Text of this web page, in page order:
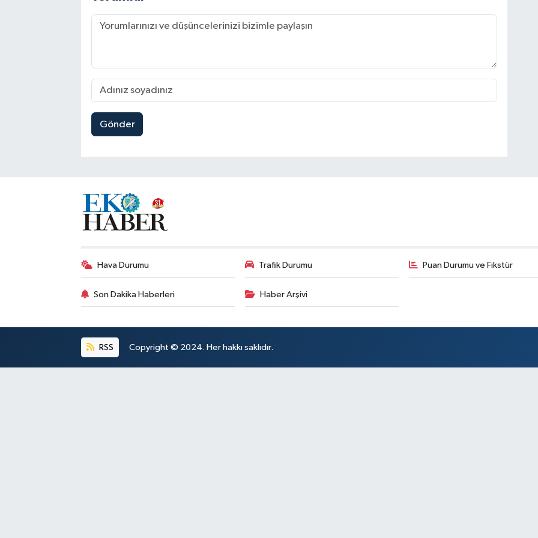
Gönder
Hava Durumu Trafik Durumu Puan Durumu ve Fikstür
Son Dakika Haberleri Haber Arşivi
RSS Copyright © 2024. Her hakkı saklıdır.